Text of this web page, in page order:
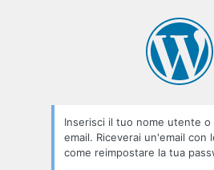
Inserisci il tuo nome utente
email. Riceverai un'email con
come reimpostare la tua